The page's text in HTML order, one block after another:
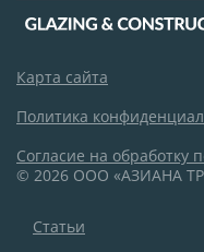
Карта сайта
Политика
Согласие на обработку
© 2026 ООО «АЗИАНА
Статьи